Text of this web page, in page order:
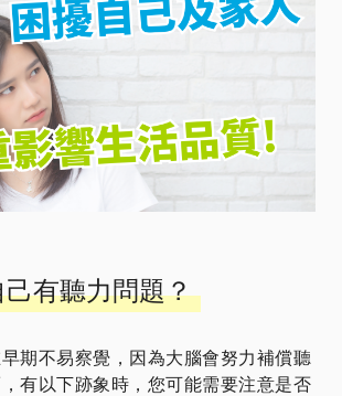
有聽力問題？
期不易察覺，因為大腦會努力補償聽
有以下跡象時，您可能需要注意是否